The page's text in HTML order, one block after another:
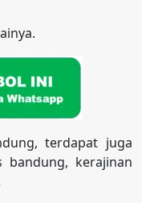
terdapat juga
kerajinan